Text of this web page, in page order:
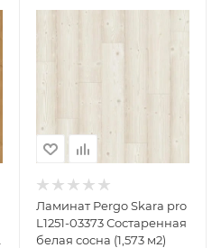
Ламинат Pergo Skara pro
L1251-03373 Состаренная
белая сосна (1,573 м2)